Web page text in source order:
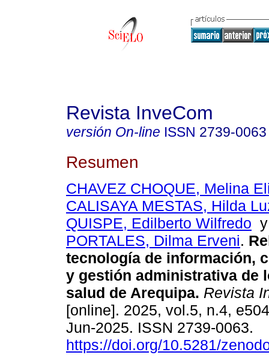
Revista InveCom
versión On-line ISSN 2739-0063
Resumen
CHAVEZ CHOQUE, Melina
CALISAYA MESTAS, Hilda
QUISPE, Edilberto Wilfredo
PORTALES, Dilma Erveni.
tecnología de información,
y gestión administrativa de
salud de Arequipa. Revista
[online]. 2025, vol.5, n.4,
Jun-2025. ISSN 2739-0063.
https://doi.org/10.5281/